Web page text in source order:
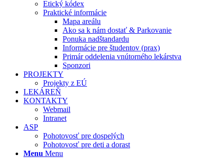
Etický kódex
Praktické informácie
Mapa areálu
Ako sa k nám dostať & Parkovanie
Ponuka nadštandardu
Informácie pre študentov (prax)
Primár oddelenia vnútorného lekárstva
Sponzori
PROJEKTY
Projekty z EÚ
LEKÁREŇ
KONTAKTY
Webmail
Intranet
ASP
Pohotovosť pre dospelých
Pohotovosť pre deti a dorast
Menu Menu